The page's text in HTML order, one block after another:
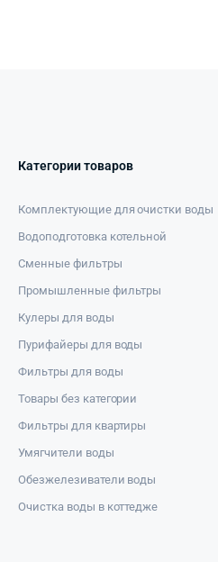
Категории товаров
Комплектующие для очистки воды
Водоподготовка котельной
Сменные фильтры
Промышленные фильтры
Кулеры для воды
Пурифайеры для воды
Фильтры для воды
Товары без категории
Фильтры для квартиры
Умягчители воды
Обезжелезиватели воды
Очистка воды в коттедже